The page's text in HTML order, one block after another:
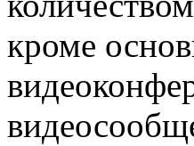
кроме